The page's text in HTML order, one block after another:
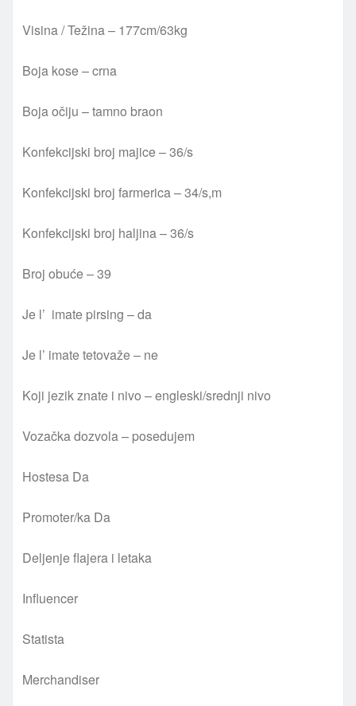
Visina / Težina – 177cm/63kg
Boja kose – crna
Boja očiju – tamno braon
Konfekcijski broj majice – 36/s
Konfekcijski broj farmerica – 34/s,m
Konfekcijski broj haljina – 36/s
Broj obuće – 39
Je l’ imate pirsing – da
Je l’ imate tetovaže – ne
Koji jezik znate i nivo – engleski/srednji nivo
Vozačka dozvola – posedujem
Hostesa Da
Promoter/ka Da
Deljenje flajera i letaka
Influencer
Statista
Merchandiser